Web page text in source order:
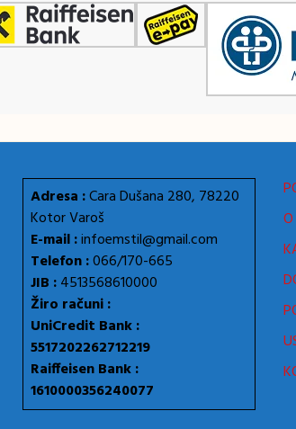
Adresa :Cara Dušana 280, 78220
Kotor Varoš
E-mail :infoemstil@gmail.com
Telefon :066/170-665
JIB :4513568610000
Žiro računi :
UniCredit Bank :
5517202262712219
Raiffeisen Bank :
1610000356240077